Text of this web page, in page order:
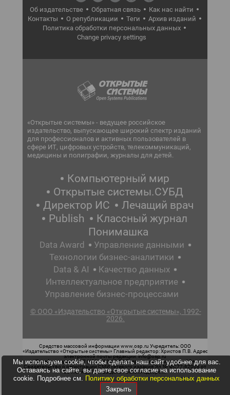
Об издательстве Обратная связь
Как нас найти
Контакты
О републикации Теги
Архив изданий
Политика обработки персональных данных
Change privacy settings
«Открытые системы» - ведущее российское
издательство, выпускающее широкий спектр изданий
для профессионалов и активных пользователей в
сфере ИТ, цифровых устройств, телекоммуникаций,
медицины и полиграфии, журналы для детей.
Компьютерный мир
Открытые системы.СУБД
Директор ИС
Лечащий врач
Publish
Классный журнал
Понимашка
Data Award
Управление данными
Технологии бизнес-аналитики
Data & AI
Качество данных
Интеллектуальное предприятие
Управление бизнес-процессами
© ООО «Издательство «Открытые системы», 1992-
2026.
Средство массовой информации www.osp.ru Учредитель: ООО
«Издательство «Открытые системы» Главный редактор: Христов П.В. Адрес
электронной почты редакции: info@osp.ru
Телефон редакции: 7 (499) 703-18-54 Возрастная маркировка: 12+
Свидетельство о регистрации СМИ сетевого издания Эл.№ ФС77-62008 от
05 июня 2015 г. выдано Роскомнадзором.
Мы используем cookie, чтобы сделать наш сайт удобнее для вас.
Оставаясь на сайте, вы даете свое согласие на использование
cookie. Подробнее см. Политику обработки персональных данных
Закрыть